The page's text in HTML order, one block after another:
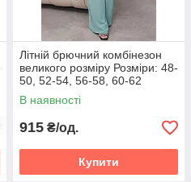
Літній брючний комбінезон
великого розміру Розміри: 48-
50, 52-54, 56-58, 60-62
В наявності
915 ₴/од.
Купити